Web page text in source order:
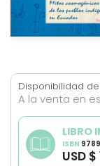
the
images
gallery
the
beginning
of
the
images
gallery
Disponibilidad
A la venta en
LIBRO
ISBN
USD